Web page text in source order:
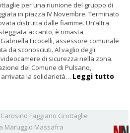
per una riunione del gruppo di
in piazza IV Novembre. Terminato
distrutta dalle fiamme. Un’altra
accanto, è rimasta
Ficocelli, assessore comunale
da sconosciuti. Al vaglio degli
di sicurezza nella zona.
del Comune di Pulsano,
arrivata la solidarietà… Leggi tutto
Carosino Faggiano Grottaglie
Maruggio Massafra